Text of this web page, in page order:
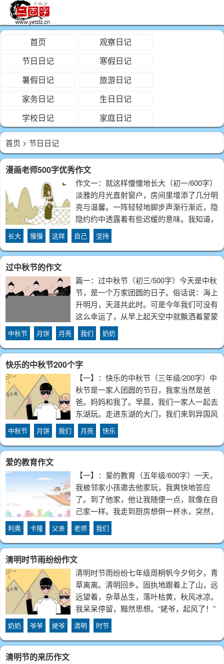
首页
观察日记
节日日记
寒假日记
暑假日记
旅游日记
家务日记
生日日记
学校日记
家庭日记
首页 > 节日日记
漫画老师500字优秀作文
作文一：就这样慢慢地长大（初一/600字）
淡雅的月光直射窗户，房间里增添了几分明
亮与温馨。一阵轻轻地脚步声渐行渐近，隐
隐约约中透露着有些迟缓的意味。我知道，
那是奶奶。我自然地走到门前，打开门，奶
奶脸上写满了诧异，我知道，她想问我是怎
么知道的？不过和蔼马上就爬满了奶奶的脸
长大 慢慢 这样 自己 坚持
过中秋节的作文
篇一：过中秋节（初三/500字）今天是中秋
节，是一个万家团圆的日子。俗话说：海上
升明月，天涯共此时。可是今年我们可没有
这么幸运了，从早上起天空中就飘洒着蒙蒙
细雨，天阴沉沉的。看来我们今天晚上无法
看到那皎洁的明月了。到了夜晚，我们一家
人围成一桌吃着团圆饭，开开心心地聊着天
中秋节 月饼 月亮 我们 奶奶
快乐的中秋节200个字
【一】：快乐的中秋节（三年级/200字）中
秋节是一家人团圆的节日，我家当然是爸
爸。妈妈和我了。早晨，我们一家人一起去
东湖玩。走进东湖的大门，我们来到异国风
情园，各种各样的房子，真是美丽，有三角
形、正方形、圆形。。。。。。有座尖尖的
房子顶上还有一个大闹钟呢！在湖边，我买
中秋节 月饼 我们 月亮 快乐
爱的教育作文
【一】：爱的教育（五年级/600字）一天，
我被邻家小孩邀去他家玩，我爽快地答应
了。到了他家，他让我随便一点，就像在自
己家一样。我走到厨房想倒一杯水，突然，
我手一滑，“卡嚓”一声，玻璃杯掉到地上碎
了，我的脸色一下子变了。那时，我还小，
不懂要自己赔礼道歉，便冲了出去。回到家
利奥 卡隆 父亲 老师 我们
清明时节雨纷纷作文
清明时节雨纷纷七年级周桐帆今夕何夕，青
草离离。清明回乡。固执地跟着上了山，远
远望着，杂草丛生，落叶枯黄，秋风冰凉。
我呆呆停留，黯然思想。“姥爷，起风了！”
我碰了碰身前弓身蹬车的他。他抬头望了眼
天：“嗯，走了。”他紧握着车把，摇晃着身
子，用力，再歇息片刻，再起蹬。我摇晃着
奶奶 爷爷 姥爷 清明 时节
清明节的来历作文